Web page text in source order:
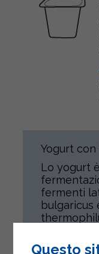
Yogurt
Lo yogurt
fermenti
bulgaricus
contiene
Questo